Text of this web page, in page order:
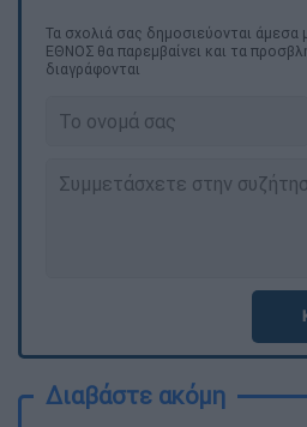
Τα σχολιά σας δημοσιεύονται άμεσα
ΕΘΝΟΣ θα παρεμβαίνει και τα
διαγράφονται
Διαβάστε ακόμη